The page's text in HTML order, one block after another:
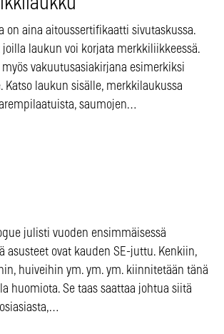
on aina aitoussertifikaatti sivutaskussa.
laukun voi korjata merkkiliikkeessä.
vakuutusasiakirjana esimerkiksi
Katso laukun sisälle, merkkilaukussa
saumojen…
julisti vuoden ensimmäisessä
asusteet ovat kauden SE-juttu. Kenkiin,
huiveihin ym. ym. ym. kiinnitetään tänä
huomiota. Se taas saattaa johtua siitä